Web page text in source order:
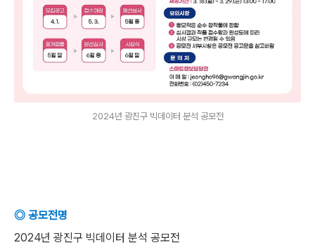
2024년 광진구 빅데이터 분석 공모전
◎ 공모전명
2024년 광진구 빅데이터 분석 공모전